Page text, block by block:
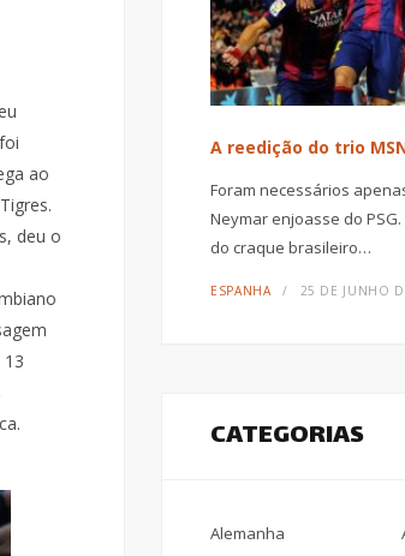
ao
deu o
A reedição do trio
Foram necessários
Neymar enjoasse do
do craque brasileiro…
ESPANHA 25 DE JUNHO
CATEGORIAS
Alemanha